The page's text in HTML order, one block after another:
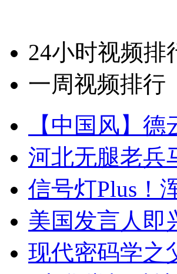
24小时视频排
一周视频排行
【中国风】
河北无腿老兵
信号灯Plus！
美国发言人即
现代密码学